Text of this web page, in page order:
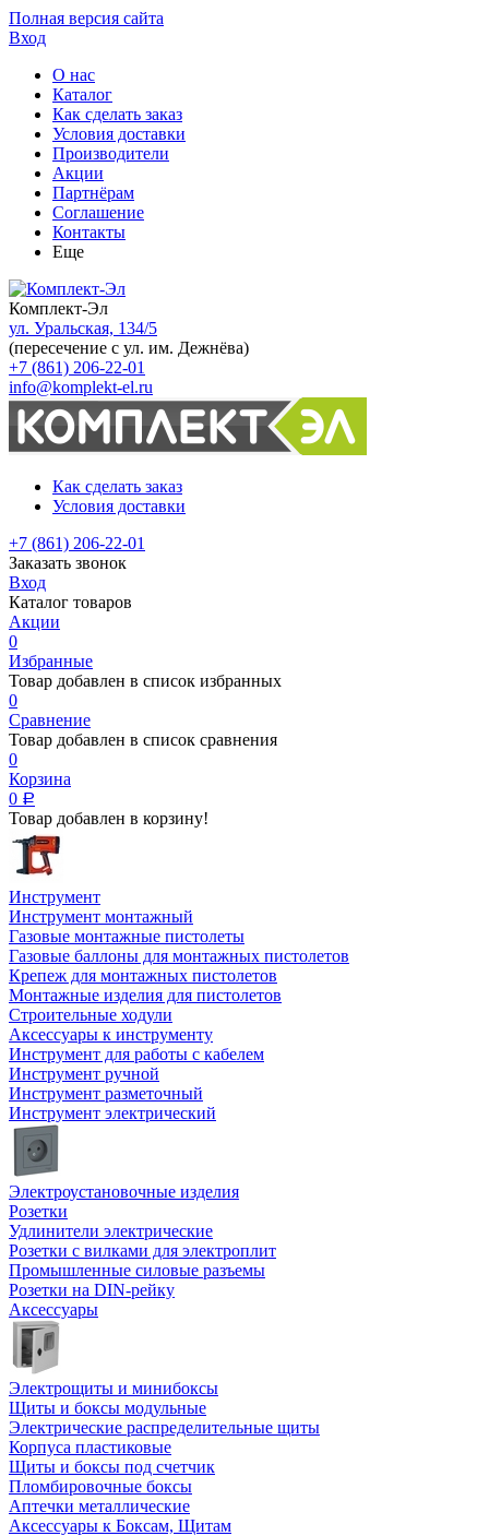
Полная версия сайта
Вход
О нас
Каталог
Как сделать заказ
Условия доставки
Производители
Акции
Партнёрам
Соглашение
Контакты
Еще
Комплект-Эл
ул. Уральская, 134/5
(пересечение с ул. им. Дежнёва)
+7 (861) 206-22-01
info@komplekt-el.ru
Как сделать заказ
Условия доставки
+7 (861) 206-22-01
Заказать звонок
Вход
Каталог товаров
Акции
0
Избранные
Товар добавлен в список избранных
0
Сравнение
Товар добавлен в список сравнения
0
Корзина
0 Р
Товар добавлен в корзину!
Инструмент
Инструмент монтажный
Газовые монтажные пистолеты
Газовые баллоны для монтажных пистолетов
Крепеж для монтажных пистолетов
Монтажные изделия для пистолетов
Строительные ходули
Аксессуары к инструменту
Инструмент для работы с кабелем
Инструмент ручной
Инструмент разметочный
Инструмент электрический
Электроустановочные изделия
Розетки
Удлинители электрические
Розетки с вилками для электроплит
Промышленные силовые разъемы
Розетки на DIN-рейку
Аксессуары
Электрощиты и минибоксы
Щиты и боксы модульные
Электрические распределительные щиты
Корпуса пластиковые
Щиты и боксы под счетчик
Пломбировочные боксы
Аптечки металлические
Аксессуары к Боксам, Щитам